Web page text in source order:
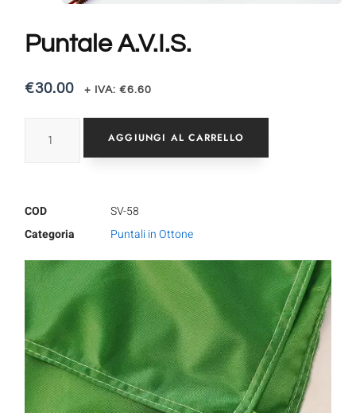
Puntale A.V.I.S.
€30.00 + IVA: €6.60
AGGIUNGI AL CARRELLO
COD
SV-58
Categoria
Puntali in Ottone